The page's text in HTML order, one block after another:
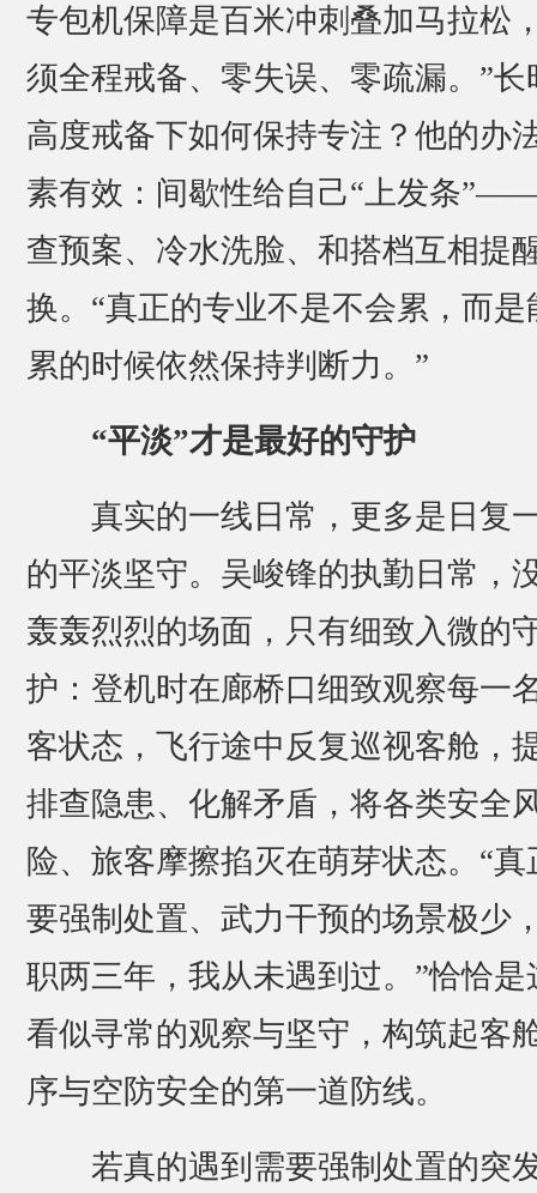
专包机保障是百米冲刺叠加马拉松
须全程戒备、零失误、零疏漏。”长
高度戒备下如何保持专注？他的办
素有效：间歇性给自己“上发条
查预案、冷水洗脸、和搭档互相提
换。“真正的专业不是不会累，而是
累的时候依然保持判断力。”
“平淡”才是最好的守护
真实的一线日常，更多是日复
的平淡坚守。吴峻锋的执勤日常，
轰轰烈烈的场面，只有细致入微的
护：登机时在廊桥口细致观察每一
客状态，飞行途中反复巡视客舱，
排查隐患、化解矛盾，将各类安全
险、旅客摩擦掐灭在萌芽状态。“真
要强制处置、武力干预的场景极少
职两三年，我从未遇到过。”恰恰是
看似寻常的观察与坚守，构筑起客
序与空防安全的第一道防线。
若真的遇到需要强制处置的突